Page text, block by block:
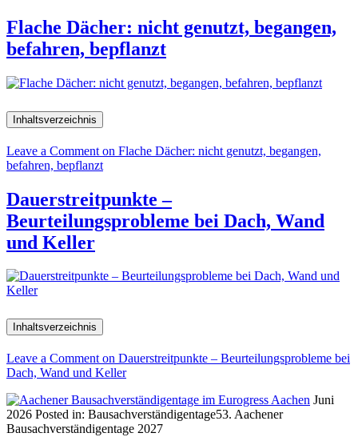
Flache Dächer: nicht genutzt, begangen,
befahren, bepflanzt
Inhaltsverzeichnis
Leave a Comment on Flache Dächer: nicht genutzt, begangen,
befahren, bepflanzt
Dauerstreitpunkte –
Beurteilungsprobleme bei Dach, Wand
und Keller
Inhaltsverzeichnis
Leave a Comment on Dauerstreitpunkte – Beurteilungsprobleme bei
Dach, Wand und Keller
Juni
2026 Posted in: Bausachverständigentage53. Aachener
Bausachverständigentage 2027